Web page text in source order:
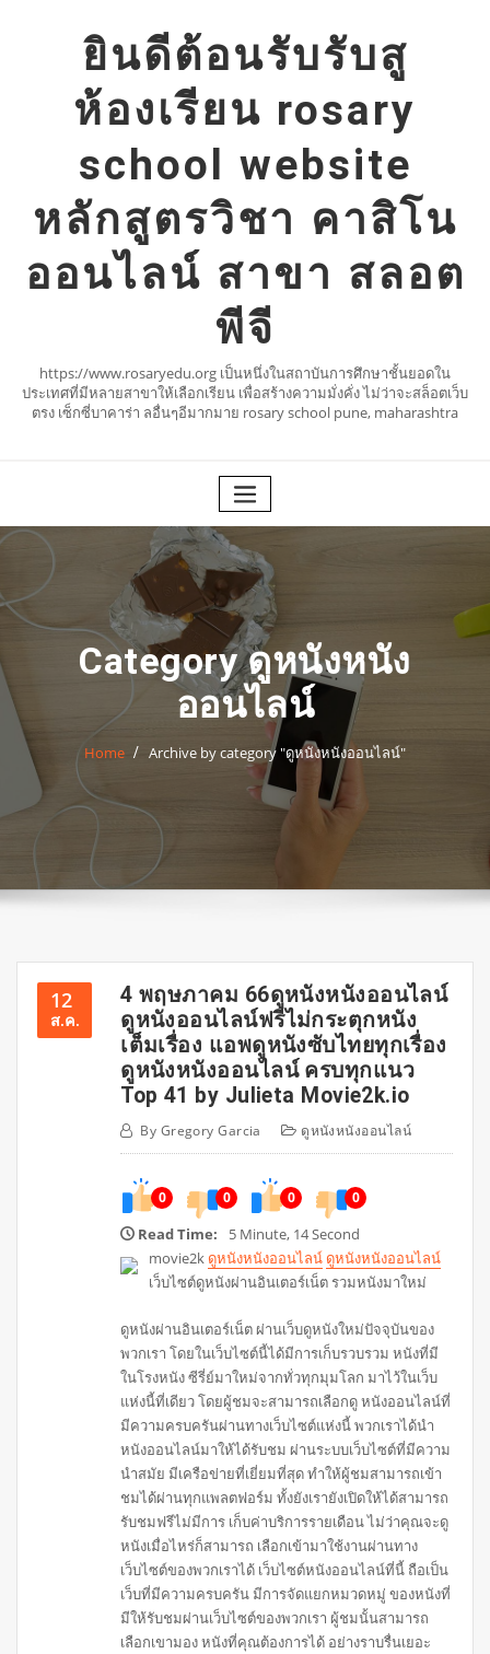
ยินดีต้อนรับรับสู
ห้องเรียน rosary
school website
หลักสูตรวิชา คาสิโน
ออนไลน์ สาขา สลอต
พีจี
https://www.rosaryedu.org เป็นหนึ่งในสถาบันการศึกษาชั้นยอดใน
ประเทศที่มีหลายสาขาให้เลือกเรียน เพื่อสร้างความมั่งคั่ง ไม่ว่าจะสล็อตเว็บ
ตรง เซ็กซี่บาคาร่า ลอื่นๆอีมากมาย rosary school pune, maharashtra
Category ดูหนังหนัง
ออนไลน์
Home Archive by category "ดูหนังหนังออนไลน์"
12
ส.ค.
4 พฤษภาคม 66ดูหนังหนังออนไลน์
ดูหนังออนไลน์ฟรีไม่กระตุกหนัง
เต็มเรื่อง แอพดูหนังซับไทยทุกเรื่อง
ดูหนังหนังออนไลน์ ครบทุกแนว
Top 41 by Julieta Movie2k.io
By Gregory Garcia ดูหนังหนังออนไลน์
0 0 0 0
Read Time:
5 Minute, 14 Second
movie2k ดูหนังหนังออนไลน์ ดูหนังหนังออนไลน์
เว็บไซต์ดูหนังผ่านอินเตอร์เน็ต รวมหนังมาใหม่
ดูหนังผ่านอินเตอร์เน็ต ผ่านเว็บดูหนังใหม่ปัจจุบันของ
พวกเรา โดยในเว็บไซต์นี้ได้มีการเก็บรวบรวม หนังที่มี
ในโรงหนัง ซีรี่ย์มาใหม่จากทั่วทุกมุมโลก มาไว้ในเว็บ
แห่งนี้ที่เดียว โดยผู้ชมจะสามารถเลือกดู หนังออนไลน์ที่
มีความครบครันผ่านทางเว็บไซต์แห่งนี้ พวกเราได้นำ
หนังออนไลน์มาให้ได้รับชม ผ่านระบบเว็บไซต์ที่มีความ
นำสมัย มีเครือข่ายที่เยี่ยมที่สุด ทำให้ผู้ชมสามารถเข้า
ชมได้ผ่านทุกแพลตฟอร์ม ทั้งยังเรายังเปิดให้ได้สามารถ
รับชมฟรีไม่มีการ เก็บค่าบริการรายเดือน ไม่ว่าคุณจะดู
หนังเมื่อไหร่ก็สามารถ เลือกเข้ามาใช้งานผ่านทาง
เว็บไซต์ของพวกเราได้ เว็บไซต์หนังออนไลน์ที่นี้ ถือเป็น
เว็บที่มีความครบครัน มีการจัดแยกหมวดหมู่ ของหนังที่
มีให้รับชมผ่านเว็บไซต์ของพวกเรา ผู้ชมนั้นสามารถ
เลือกเขามอง หนังที่คุณต้องการได้ อย่างราบรื่นเยอะ